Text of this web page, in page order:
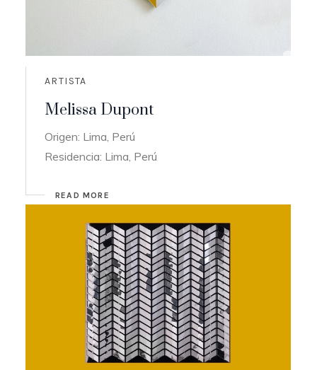
ARTISTA
Melissa Dupont
Origen: Lima, Perú
Residencia: Lima, Perú
READ MORE